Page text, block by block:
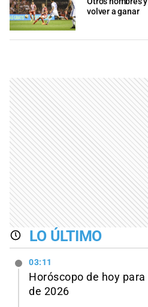
volver a ganar
LO ÚLTIMO
03:11
Horóscopo de hoy
de 2026